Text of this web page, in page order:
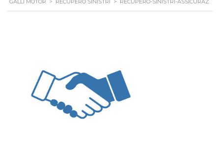
GALLI MOTOR > RECUPERO SINISTRI > RECUPERO-SINISTRI-ASSICURAZ